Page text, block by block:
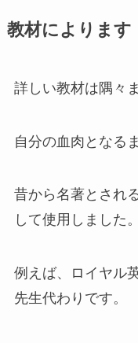
教材によります
詳しい教材は隅々
自分の血肉となる
昔から名著とされ
して使用しました。
例えば、ロイヤル
先生代わりです。